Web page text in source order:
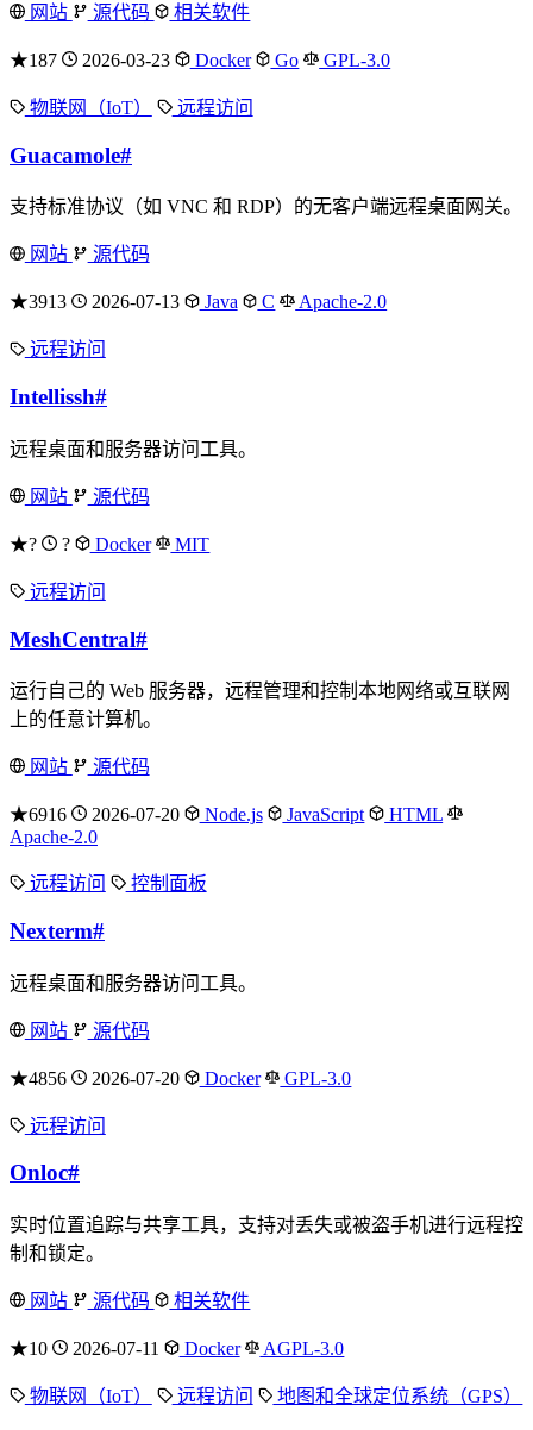
网站 源代码 相关软件
★187 2026-03-23 Docker Go GPL-3.0
物联网（IoT） 远程访问
Guacamole#
支持标准协议（如 VNC 和 RDP）的无客户端远程桌面网关。
网站 源代码
★3913 2026-07-13 Java C Apache-2.0
远程访问
Intellissh#
远程桌面和服务器访问工具。
网站 源代码
★? ? Docker MIT
远程访问
MeshCentral#
运行自己的 Web 服务器，远程管理和控制本地网络或互联网
上的任意计算机。
网站 源代码
★6916 2026-07-20 Node.js JavaScript
HTML
Apache-2.0
远程访问 控制面板
Nexterm#
远程桌面和服务器访问工具。
网站 源代码
★4856 2026-07-20 Docker GPL-3.0
远程访问
Onloc#
实时位置追踪与共享工具，支持对丢失或被盗手机进行远程控
制和锁定。
网站 源代码 相关软件
★10 2026-07-11 Docker AGPL-3.0
物联网（IoT） 远程访问 地图和全球定位系统（GPS）